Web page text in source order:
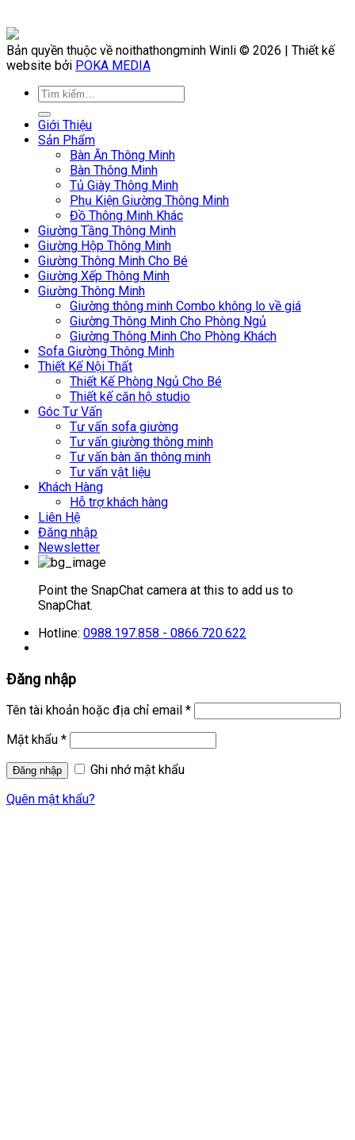
Bản quyền thuộc về noithathongminh Winli © 2026 | Thiết kế
website bởi POKA MEDIA
Giới Thiệu
Sản Phẩm
Bàn Ăn Thông Minh
Bàn Thông Minh
Tủ Giày Thông Minh
Phụ Kiện Giường Thông Minh
Đồ Thông Minh Khác
Giường Tầng Thông Minh
Giường Hộp Thông Minh
Giường Thông Minh Cho Bé
Giường Xếp Thông Minh
Giường Thông Minh
Giường thông minh Combo không lo về giá
Giường Thông Minh Cho Phòng Ngủ
Giường Thông Minh Cho Phòng Khách
Sofa Giường Thông Minh
Thiết Kế Nội Thất
Thiết Kế Phòng Ngủ Cho Bé
Thiết kế căn hộ studio
Góc Tư Vấn
Tư vấn sofa giường
Tư vấn giường thông minh
Tư vấn bàn ăn thông minh
Tư vấn vật liệu
Khách Hàng
Hỗ trợ khách hàng
Liên Hệ
Đăng nhập
Newsletter
Point the SnapChat camera at this to add us to
SnapChat.
Hotline: 0988.197.858 - 0866.720.622
Đăng nhập
Tên tài khoản hoặc địa chỉ email *
Mật khẩu *
Ghi nhớ mật khẩu
Quên mật khẩu?